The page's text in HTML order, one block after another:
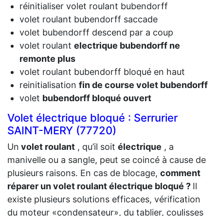
réinitialiser volet roulant bubendorff
volet roulant bubendorff saccade
volet bubendorff descend par a coup
volet roulant electrique bubendorff ne
remonte plus
volet roulant bubendorff bloqué en haut
reinitialisation fin de course volet bubendorff
volet bubendorff bloqué ouvert
Volet électrique bloqué : Serrurier
SAINT-MERY (77720)
Un volet roulant , qu’il soit électrique , a
manivelle ou a sangle, peut se coincé à cause de
plusieurs raisons. En cas de blocage, comment
réparer un volet roulant électrique bloqué ? Il
existe plusieurs solutions efficaces, vérification
du moteur «condensateur», du tablier, coulisses